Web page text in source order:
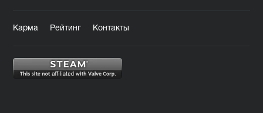
Карма Рейтинг Контакты